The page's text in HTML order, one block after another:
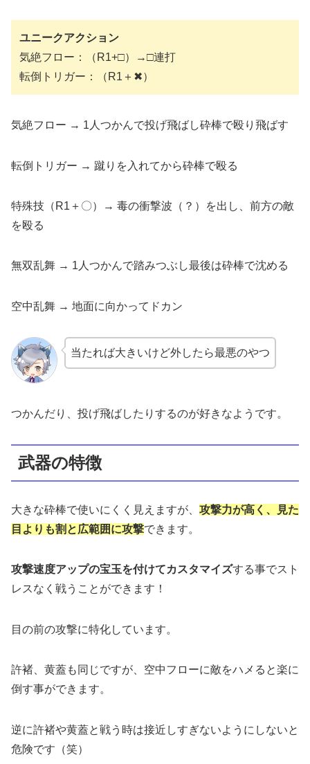
ユニークアクション
気絶フロー：（R1+□）→□連打
転倒トリガー：（R1＋✖）
気絶フロー → 1人つかんで投げ飛ばし砕棒で殴り飛ばす
転倒トリガー → 蹴りを入れてから砕棒で殴る
特殊技（R1＋〇）→ 毒の衝撃波（？）を出し、前方の敵
を殴る
無双乱舞 → 1人つかんで踏みつぶし最後は砕棒で沈める
空中乱舞 → 地面に向かってドカン
当たれば大きいけど外したら最悪のやつ
つかんだり、投げ飛ばしたりするのが好きなようです。
武器の特徴
大きな砕棒で使いにくく見えますが、 攻撃力が高く、見た
目よりも割と広範囲に攻撃できます。
攻撃速度アップの宝玉を付けてカスタマイズする事でスト
レスなく戦うことができます！
目の前の攻撃に特化しています。
許褚、黄蓋も同じですが、空中フローに敵をハメると楽に
倒す事ができます。
逆に許褚や黄蓋と戦う時は接近しすぎないようにしないと
危険です（笑）